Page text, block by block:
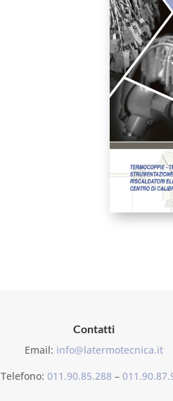
Contatti
Email: info@latermotecnica.it
Telefono: 011.90.85.288 –